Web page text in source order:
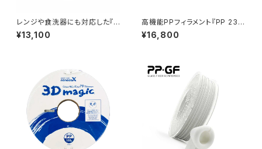
レンジや食洗器にも対応した『C
entaur PP』
¥13,100
高機能PPフィラメント『PP 232
0』
¥16,800